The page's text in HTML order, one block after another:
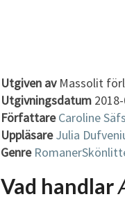
Utgiven avMassolit
Utgivningsdatum
Författare Caroline
Uppläsare Julia
Genre Romaner
Vad handlar